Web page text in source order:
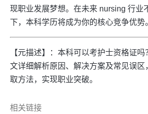
现职业发展梦想。在未来 nursing 行业
下，本科学历将成为你的核心竞争优势
【元描述】：本科可以考护士资格证
文详细解析原因、解决方案及常见误区
取方法，实现职业突破。
相关链接